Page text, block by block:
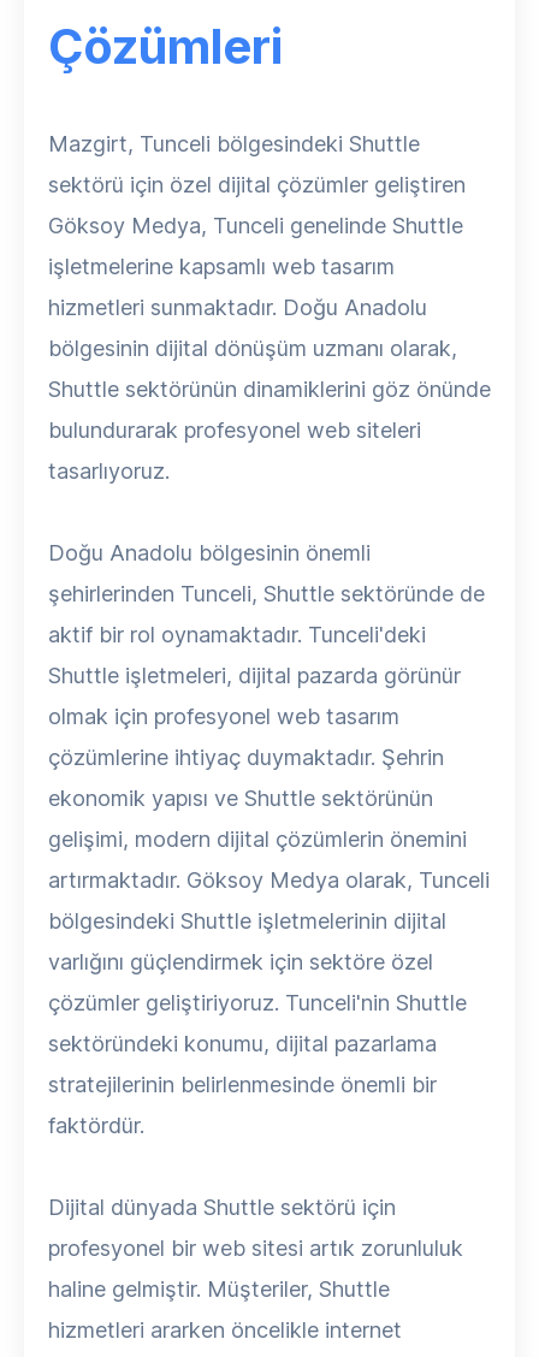
Çözümleri
Mazgirt, Tunceli bölgesindeki Shuttle
sektörü için özel dijital çözümler geliştiren
Göksoy Medya, Tunceli genelinde Shuttle
işletmelerine kapsamlı web tasarım
hizmetleri sunmaktadır. Doğu Anadolu
bölgesinin dijital dönüşüm uzmanı olarak,
Shuttle sektörünün dinamiklerini göz önünde
bulundurarak profesyonel web siteleri
tasarlıyoruz.
Doğu Anadolu bölgesinin önemli
şehirlerinden Tunceli, Shuttle sektöründe de
aktif bir rol oynamaktadır. Tunceli'deki
Shuttle işletmeleri, dijital pazarda görünür
olmak için profesyonel web tasarım
çözümlerine ihtiyaç duymaktadır. Şehrin
ekonomik yapısı ve Shuttle sektörünün
gelişimi, modern dijital çözümlerin önemini
artırmaktadır. Göksoy Medya olarak, Tunceli
bölgesindeki Shuttle işletmelerinin dijital
varlığını güçlendirmek için sektöre özel
çözümler geliştiriyoruz. Tunceli'nin Shuttle
sektöründeki konumu, dijital pazarlama
stratejilerinin belirlenmesinde önemli bir
faktördür.
Dijital dünyada Shuttle sektörü için
profesyonel bir web sitesi artık zorunluluk
haline gelmiştir. Müşteriler, Shuttle
hizmetleri ararken öncelikle internet